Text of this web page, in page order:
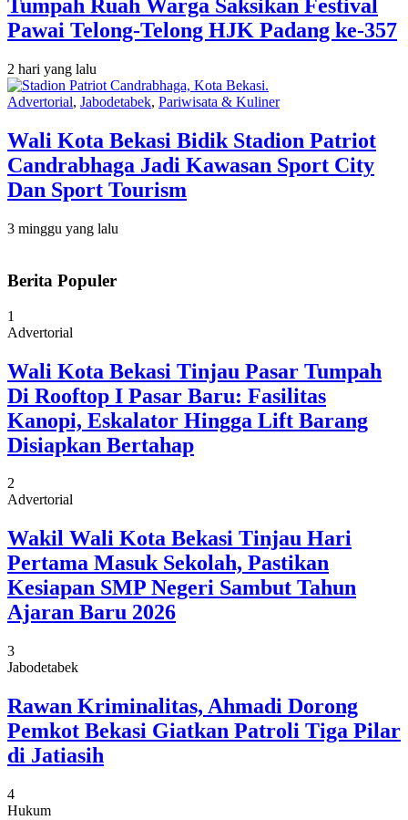
Tumpah Ruah Warga Saksikan Festival
Pawai Telong-Telong HJK Padang ke-357
2 hari yang lalu
Advertorial, Jabodetabek, Pariwisata & Kuliner
Wali Kota Bekasi Bidik Stadion Patriot
Candrabhaga Jadi Kawasan Sport City
Dan Sport Tourism
3 minggu yang lalu
Berita Populer
1
Advertorial
Wali Kota Bekasi Tinjau Pasar Tumpah
Di Rooftop I Pasar Baru: Fasilitas
Kanopi, Eskalator Hingga Lift Barang
Disiapkan Bertahap
2
Advertorial
Wakil Wali Kota Bekasi Tinjau Hari
Pertama Masuk Sekolah, Pastikan
Kesiapan SMP Negeri Sambut Tahun
Ajaran Baru 2026
3
Jabodetabek
Rawan Kriminalitas, Ahmadi Dorong
Pemkot Bekasi Giatkan Patroli Tiga Pilar
di Jatiasih
4
Hukum